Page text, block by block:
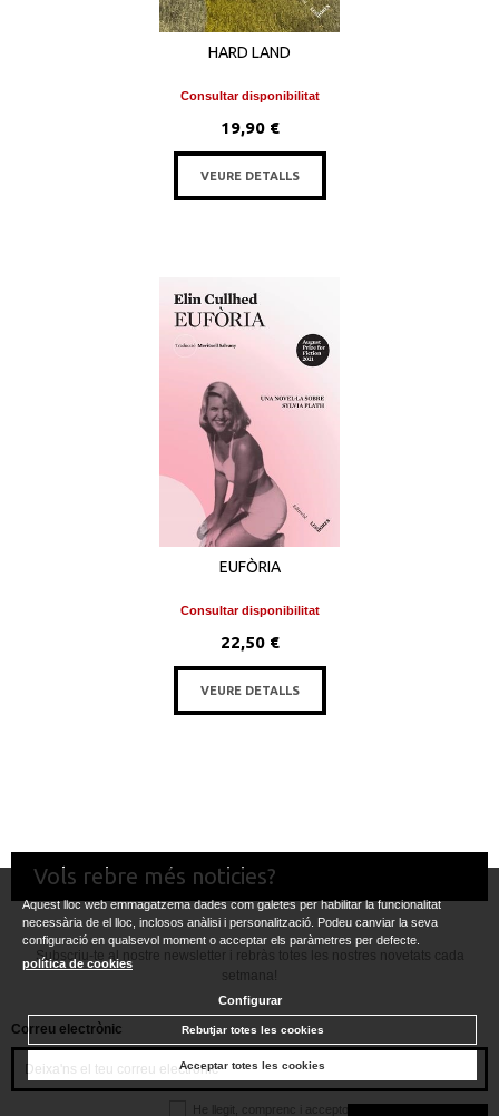
HARD LAND
Consultar disponibilitat
19,90 €
VEURE DETALLS
EUFÒRIA
Consultar disponibilitat
22,50 €
VEURE DETALLS
Vols rebre més noticies?
Subscriu-te al nostre newsletter i rebràs totes les nostres novetats cada
setmana!
Correu electrònic
He llegit, comprenc i accepto la
Aquest lloc web emmagatzema dades com galetes per habilitar la funcionalitat
necessària de el lloc, inclosos anàlisi i personalització. Podeu canviar la seva
configuració en qualsevol moment o acceptar els paràmetres per defecte.
política de cookies
Configurar
Rebutjar totes les cookies
Acceptar totes les cookies